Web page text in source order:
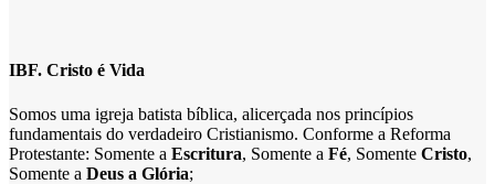
IBF. Cristo é Vida
Somos uma igreja batista bíblica, alicerçada nos princípios
fundamentais do verdadeiro Cristianismo. Conforme a Reforma
Protestante: Somente a Escritura, Somente a Fé, Somente Cristo,
Somente a Deus a Glória;